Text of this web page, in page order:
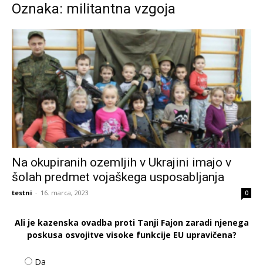
Oznaka: militantna vzgoja
Na okupiranih ozemljih v Ukrajini imajo v
šolah predmet vojaškega usposabljanja
testni - 16. marca, 2023 0
Ali je kazenska ovadba proti Tanji Fajon zaradi njenega
poskusa osvojitve visoke funkcije EU upravičena?
Da